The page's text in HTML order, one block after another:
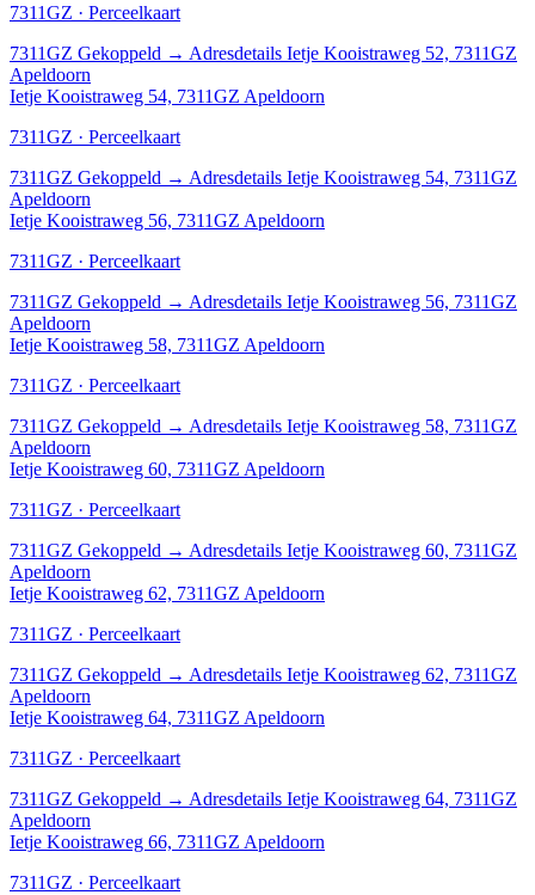
7311GZ · Perceelkaart
7311GZ Gekoppeld → Adresdetails Ietje Kooistraweg 52, 7311GZ
Apeldoorn
Ietje Kooistraweg 54, 7311GZ Apeldoorn
7311GZ · Perceelkaart
7311GZ Gekoppeld → Adresdetails Ietje Kooistraweg 54, 7311GZ
Apeldoorn
Ietje Kooistraweg 56, 7311GZ Apeldoorn
7311GZ · Perceelkaart
7311GZ Gekoppeld → Adresdetails Ietje Kooistraweg 56, 7311GZ
Apeldoorn
Ietje Kooistraweg 58, 7311GZ Apeldoorn
7311GZ · Perceelkaart
7311GZ Gekoppeld → Adresdetails Ietje Kooistraweg 58, 7311GZ
Apeldoorn
Ietje Kooistraweg 60, 7311GZ Apeldoorn
7311GZ · Perceelkaart
7311GZ Gekoppeld → Adresdetails Ietje Kooistraweg 60, 7311GZ
Apeldoorn
Ietje Kooistraweg 62, 7311GZ Apeldoorn
7311GZ · Perceelkaart
7311GZ Gekoppeld → Adresdetails Ietje Kooistraweg 62, 7311GZ
Apeldoorn
Ietje Kooistraweg 64, 7311GZ Apeldoorn
7311GZ · Perceelkaart
7311GZ Gekoppeld → Adresdetails Ietje Kooistraweg 64, 7311GZ
Apeldoorn
Ietje Kooistraweg 66, 7311GZ Apeldoorn
7311GZ · Perceelkaart